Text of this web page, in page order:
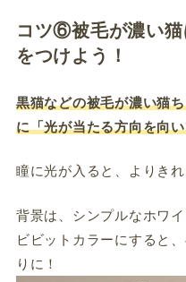
コツ⑥被毛が濃い
をつけよう！
黒猫などの被毛が濃い猫
に「光が当たる方向を向
瞳に光が入ると、よりき
背景は、シンプルなホワ
ビビットカラーにすると
りに！